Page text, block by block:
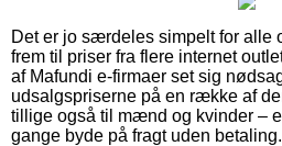
Det er jo særdeles simpelt for alle
frem til priser fra flere internet
af Mafundi e-firmaer set sig
udsalgspriserne på en række af
tillige også til mænd og kvinder –
gange byde på fragt uden betaling.